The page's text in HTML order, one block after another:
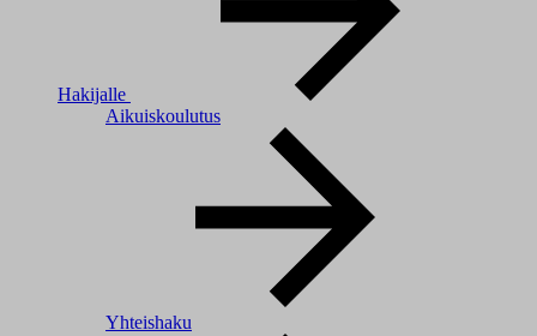
Hakijalle
Aikuiskoulutus
Yhteishaku